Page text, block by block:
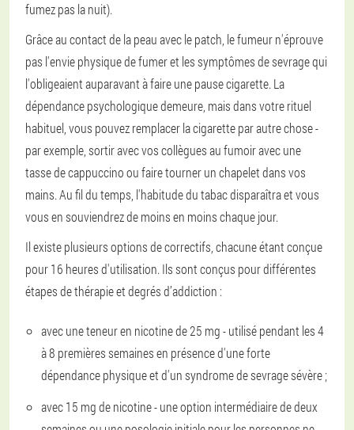
fumez pas la nuit).
Grâce au contact de la peau avec le patch, le fumeur n'éprouve
pas l'envie physique de fumer et les symptômes de sevrage qui
l'obligeaient auparavant à faire une pause cigarette. La
dépendance psychologique demeure, mais dans votre rituel
habituel, vous pouvez remplacer la cigarette par autre chose -
par exemple, sortir avec vos collègues au fumoir avec une
tasse de cappuccino ou faire tourner un chapelet dans vos
mains. Au fil du temps, l'habitude du tabac disparaîtra et vous
vous en souviendrez de moins en moins chaque jour.
Il existe plusieurs options de correctifs, chacune étant conçue
pour 16 heures d'utilisation. Ils sont conçus pour différentes
étapes de thérapie et degrés d’addiction :
avec une teneur en nicotine de 25 mg - utilisé pendant les 4
à 8 premières semaines en présence d'une forte
dépendance physique et d'un syndrome de sevrage sévère ;
avec 15 mg de nicotine - une option intermédiaire de deux